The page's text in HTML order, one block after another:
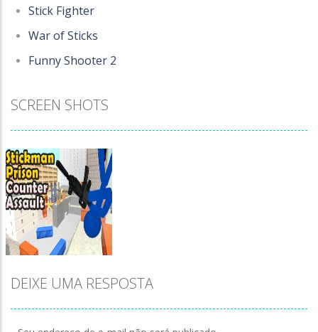
Stick Fighter
War of Sticks
Funny Shooter 2
SCREEN SHOTS
DEIXE UMA RESPOSTA